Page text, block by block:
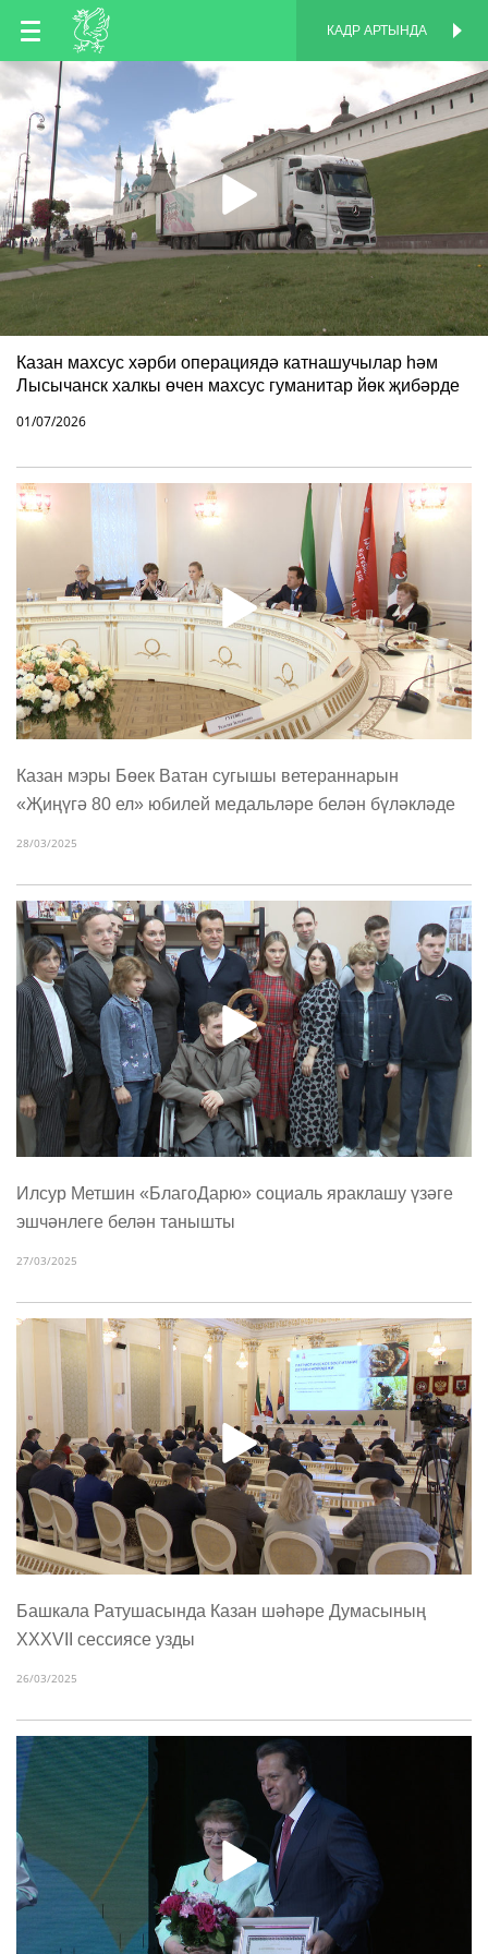
TT
RU
КАДР АРТЫНДА
Казан махсус хәрби операциядә катнашучылар һәм
Лысычанск халкы өчен махсус гуманитар йөк җибәрде
01/07/2026
Казан мэры Бөек Ватан сугышы ветераннарын
«Җиңүгә 80 ел» юбилей медальләре белән бүләкләде
28/03/2025
Илсур Метшин «БлагоДарю» социаль яраклашу үзәге
эшчәнлеге белән танышты
27/03/2025
Башкала Ратушасында Казан шәһәре Думасының
XXXVII сессиясе узды
26/03/2025
КАДР АРТЫНДА